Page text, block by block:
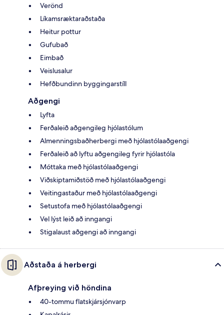
Verönd
Líkamsræktaraðstaða
Heitur pottur
Gufubað
Eimbað
Veislusalur
Hefðbundinn byggingarstíll
Aðgengi
Lyfta
Ferðaleið aðgengileg hjólastólum
Almenningsbaðherbergi með hjólastólaaðgengi
Ferðaleið að lyftu aðgengileg fyrir hjólastóla
Móttaka með hjólastólaaðgengi
Viðskiptamiðstöð með hjólastólaaðgengi
Veitingastaður með hjólastólaaðgengi
Setustofa með hjólastólaaðgengi
Vel lýst leið að inngangi
Stigalaust aðgengi að inngangi
Aðstaða á herbergi
Afþreying við höndina
40-tommu flatskjársjónvarp